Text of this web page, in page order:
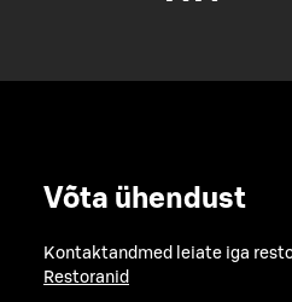
Võta ühendust
Kontaktandmed leiate iga
Restoranid